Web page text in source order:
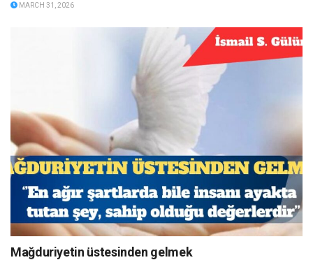
MARCH 31, 2026
Mağduriyetin üstesinden gelmek